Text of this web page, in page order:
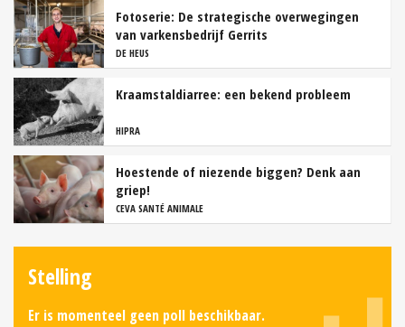
Fotoserie: De strategische overwegingen
van varkensbedrijf Gerrits
DE HEUS
Kraamstaldiarree: een bekend probleem
HIPRA
Hoestende of niezende biggen? Denk aan
griep!
CEVA SANTÉ ANIMALE
Stelling
Er is momenteel geen poll beschikbaar.